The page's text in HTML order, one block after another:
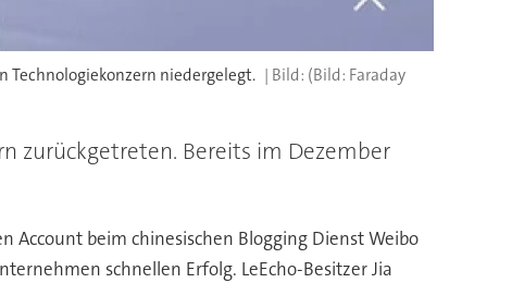
Technologiekonzern niedergelegt.
(Bild: Faraday
zurückgetreten. Bereits im Dezember
Account beim chinesischen Blogging Dienst Weibo
schnellen Erfolg. LeEcho-Besitzer Jia